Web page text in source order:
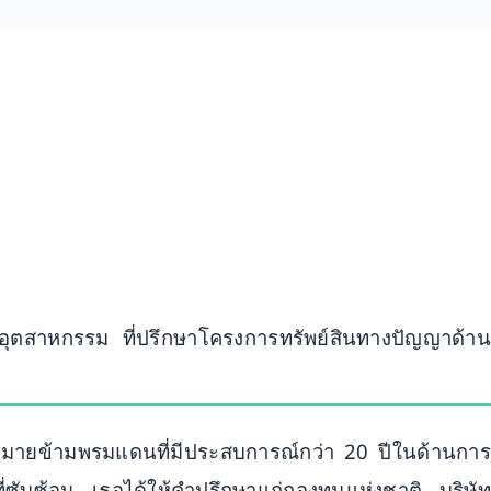
สาหกรรม ที่ปรึกษาโครงการทรัพย์สินทางปัญญาด้าน
ายข้ามพรมแดนที่มีประสบการณ์กว่า 20 ปีในด้านการ